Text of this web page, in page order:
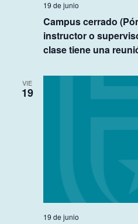
19 de junio
Campus cerrado
instructor o
clase tiene una
VIE
19
19 de junio